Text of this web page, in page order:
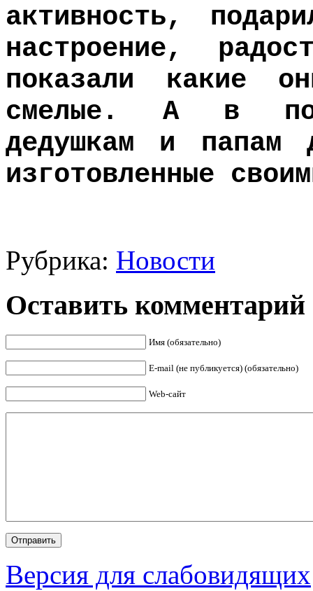
активность,
настроение,
показали какие
смелые. А в
дедушкам и папам
изготовленные
Рубрика: Новости
Оставить комментарий
Имя (обязательно)
E-mail (не публикуется) (обязательно)
Web-сайт
Версия для слабовидящих